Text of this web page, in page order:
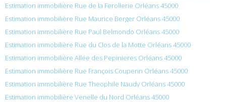
Estimation immobilière Rue de la Ferollerie Orléans 45000
Estimation immobilière Rue Maurice Berger Orléans 45000
Estimation immobilière Rue Paul Belmondo Orléans 45000
Estimation immobilière Rue du Clos de la Motte Orléans 45000
Estimation immobilière Allée des Pepinieres Orléans 45000
Estimation immobilière Rue François Couperin Orléans 45000
Estimation immobilière Rue Theophile Naudy Orléans 45000
Estimation immobilière Venelle du Nord Orléans 45000